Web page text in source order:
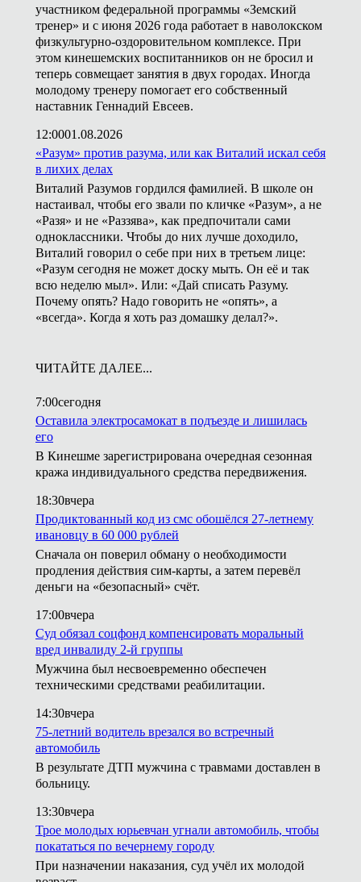
участником федеральной программы «Земский
тренер» и с июня 2026 года работает в наволокском
физкультурно-оздоровительном комплексе. При
этом кинешемских воспитанников он не бросил и
теперь совмещает занятия в двух городах. Иногда
молодому тренеру помогает его собственный
наставник Геннадий Евсеев.
12:0001.08.2026
«Разум» против разума, или как Виталий искал себя
в лихих делах
Виталий Разумов гордился фамилией. В школе он
настаивал, чтобы его звали по кличке «Разум», а не
«Разя» и не «Раззява», как предпочитали сами
одноклассники. Чтобы до них лучше доходило,
Виталий говорил о себе при них в третьем лице:
«Разум сегодня не может доску мыть. Он её и так
всю неделю мыл». Или: «Дай списать Разуму.
Почему опять? Надо говорить не «опять», а
«всегда». Когда я хоть раз домашку делал?».
ЧИТАЙТЕ ДАЛЕЕ...
7:00сегодня
Оставила электросамокат в подъезде и лишилась
его
В Кинешме зарегистрирована очередная сезонная
кража индивидуального средства передвижения.
18:30вчера
Продиктованный код из смс обошёлся 27-летнему
ивановцу в 60 000 рублей
Сначала он поверил обману о необходимости
продления действия сим-карты, а затем перевёл
деньги на «безопасный» счёт.
17:00вчера
Суд обязал соцфонд компенсировать моральный
вред инвалиду 2-й группы
Мужчина был несвоевременно обеспечен
техническими средствами реабилитации.
14:30вчера
75-летний водитель врезался во встречный
автомобиль
В результате ДТП мужчина с травмами доставлен в
больницу.
13:30вчера
Трое молодых юрьевчан угнали автомобиль, чтобы
покататься по вечернему городу
При назначении наказания, суд учёл их молодой